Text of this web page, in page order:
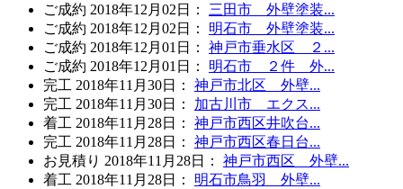
ご成約 2018年12月02日 ：
三田市 外壁塗装...
ご成約 2018年12月02日 ：
明石市 外壁塗装...
ご成約 2018年12月01日 ：
神戸市垂水区 ２...
ご成約 2018年12月01日 ：
明石市 ２件 外...
完工 2018年11月30日 ：
神戸市北区 外壁...
完工 2018年11月30日 ：
加古川市 エクス...
着工 2018年11月28日 ：
神戸市西区井吹台...
完工 2018年11月28日 ：
神戸市西区春日台...
お見積り 2018年11月28日 ：
神戸市西区 外壁...
着工 2018年11月28日 ：
明石市鳥羽 外壁...